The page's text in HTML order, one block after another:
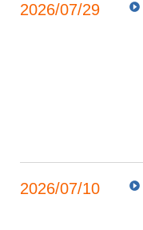
2026/07/29
2026/07/10